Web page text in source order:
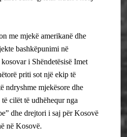
me mjekë amerikanë dhe
bashkëpunimi në
i Shëndetësisë Imet
priti sot një ekip të
ndryshme mjekësore dhe
cilët të udhëhequr nga
dhe drejtori i saj për Kosovë
në Kosovë.